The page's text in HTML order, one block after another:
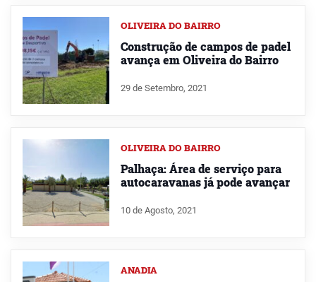
OLIVEIRA DO BAIRRO
Construção de campos de padel
avança em Oliveira do Bairro
29 de Setembro, 2021
OLIVEIRA DO BAIRRO
Palhaça: Área de serviço para
autocaravanas já pode avançar
10 de Agosto, 2021
ANADIA